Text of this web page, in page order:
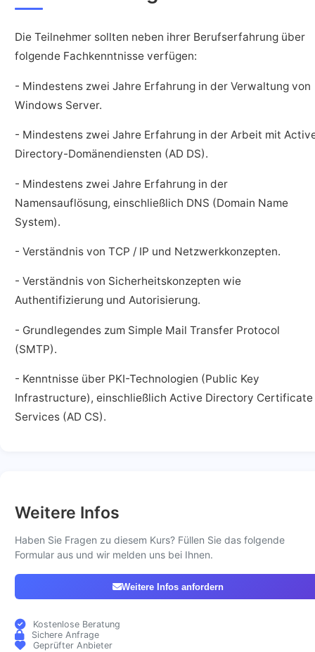
Die Teilnehmer sollten neben ihrer Berufserfahrung über
folgende Fachkenntnisse verfügen:
- Mindestens zwei Jahre Erfahrung in der Verwaltung von
Windows Server.
- Mindestens zwei Jahre Erfahrung in der Arbeit mit
Directory-Domänendiensten (AD DS).
- Mindestens zwei Jahre Erfahrung in der
Namensauflösung, einschließlich DNS (Domain Name
System).
- Verständnis von TCP / IP und Netzwerkkonzepten.
- Verständnis von Sicherheitskonzepten wie
Authentifizierung und Autorisierung.
- Grundlegendes zum Simple Mail Transfer Protocol
(SMTP).
- Kenntnisse über PKI-Technologien (Public Key
Infrastructure), einschließlich Active Directory Certificate
Services (AD CS).
Weitere Infos
Haben Sie Fragen zu diesem Kurs? Füllen Sie das folgende
Formular aus und wir melden uns bei Ihnen.
Weitere Infos anfordern
Kostenlose Beratung
Sichere Anfrage
Geprüfter Anbieter